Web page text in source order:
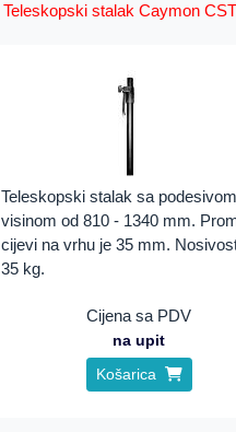
Teleskopski stalak Caymon
Teleskopski stalak sa podesivom
visinom od 810 - 1340 mm.
cijevi na vrhu je 35 mm.
35 kg.
Cijena sa PDV
na upit
Košarica